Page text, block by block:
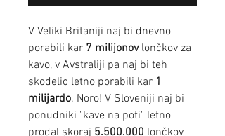
V Veliki Britaniji naj bi dnevno
porabili kar 7 milijonovlončkov za
kavo, v Avstraliji pa naj bi teh
skodelic letno porabili kar 1
milijardo. Noro! V Sloveniji naj bi
ponudniki "kave na poti" letno
prodal skoraj 5.500.000 lončkov